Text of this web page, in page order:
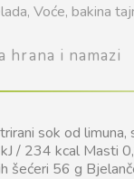
sok od
/ 234 kcal Masti
šećeri 56 g
Voće, bakina
hrana i namazi